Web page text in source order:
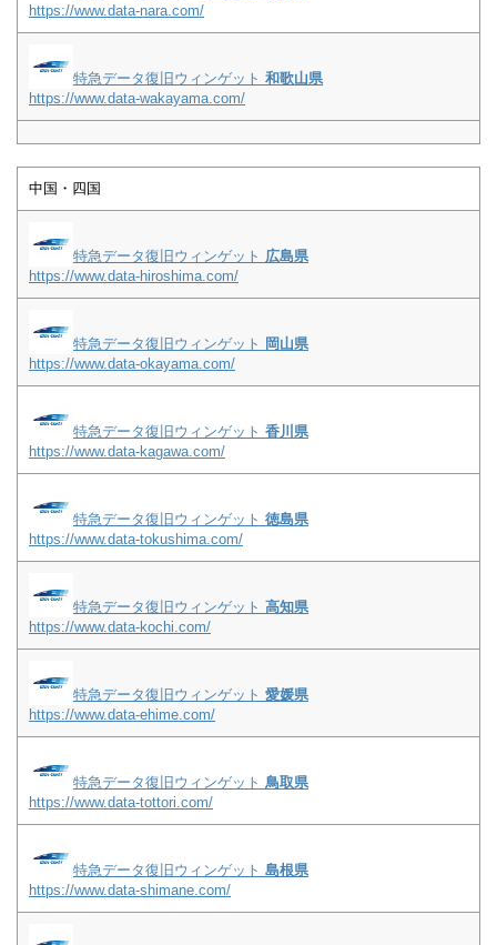
https://www.data-nara.com/
特急データ復旧ウィンゲット 和歌山県
https://www.data-wakayama.com/
中国・四国
特急データ復旧ウィンゲット 広島県
https://www.data-hiroshima.com/
特急データ復旧ウィンゲット 岡山県
https://www.data-okayama.com/
特急データ復旧ウィンゲット 香川県
https://www.data-kagawa.com/
特急データ復旧ウィンゲット 徳島県
https://www.data-tokushima.com/
特急データ復旧ウィンゲット 高知県
https://www.data-kochi.com/
特急データ復旧ウィンゲット 愛媛県
https://www.data-ehime.com/
特急データ復旧ウィンゲット 鳥取県
https://www.data-tottori.com/
特急データ復旧ウィンゲット 島根県
https://www.data-shimane.com/